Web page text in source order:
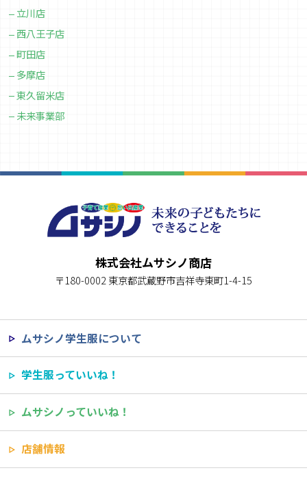
立川店
西八王子店
町田店
多摩店
東久留米店
未来事業部
株式会社ムサシノ商店
〒180-0002 東京都武蔵野市吉祥寺東町1-4-15
ムサシノ学生服について
学生服っていいね！
ムサシノっていいね！
店舗情報